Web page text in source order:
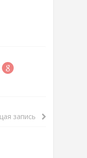
запись